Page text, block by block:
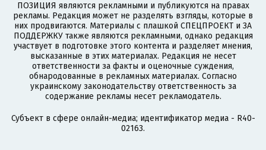
ПОЗИЦИЯ являются рекламными и публикуются на правах
рекламы. Редакция может не разделять взгляды, которые в
них продвигаются. Материалы с плашкой СПЕЦПРОЕКТ и ЗА
ПОДДЕРЖКУ также являются рекламными, однако редакция
участвует в подготовке этого контента и разделяет мнения,
высказанные в этих материалах. Редакция не несет
ответственности за факты и оценочные суждения,
обнародованные в рекламных материалах. Согласно
украинскому законодательству ответственность за
содержание рекламы несет рекламодатель.
Субъект в сфере онлайн-медиа; идентификатор медиа - R40-
02163.